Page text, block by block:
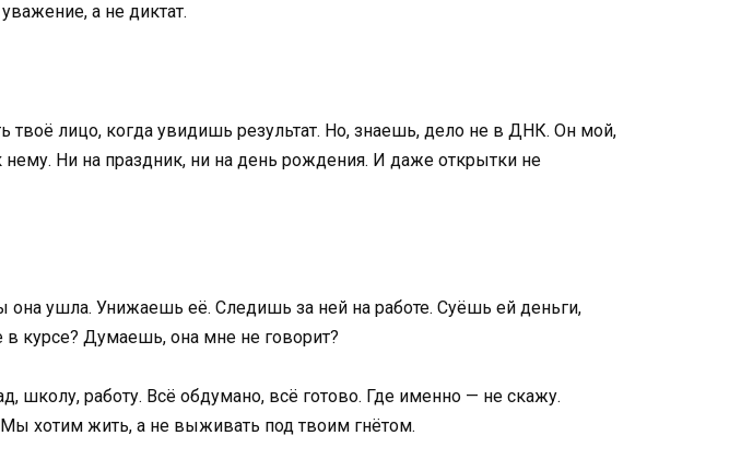
а не диктат.
лицо, когда увидишь результат. Но, знаешь, дело не в ДНК. Он мой,
Ни на праздник, ни на день рождения. И даже открытки не
она ушла. Унижаешь её. Следишь за ней на работе. Суёшь ей деньги,
курсе? Думаешь, она мне не говорит?
работу. Всё обдумано, всё готово. Где именно — не скажу.
хотим жить, а не выживать под твоим гнётом.